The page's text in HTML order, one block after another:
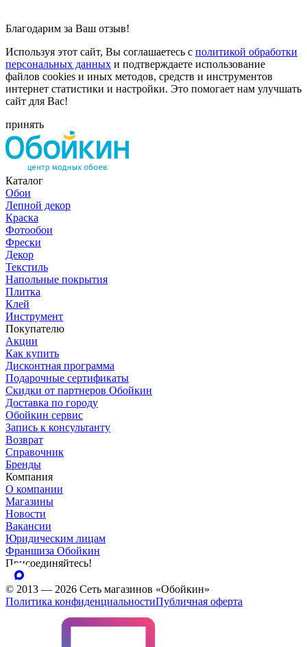
Благодарим за Ваш отзыв!
Используя этот сайт, Вы соглашаетесь с политикой обработки
персональных данных и подтверждаете использование
файлов cookies и иных методов, средств и инструментов
интернет статистики и настройки. Это помогает нам улучшать
сайт для Вас!
принять
Каталог
Обои
Лепной декор
Краска
Фотообои
Фрески
Декор
Текстиль
Напольные покрытия
Плитка
Клей
Инструмент
Покупателю
Акции
Как купить
Дисконтная программа
Подарочные сертификаты
Скидки от партнеров Обойкин
Доставка по городу
Обойкин сервис
Запись к консультанту
Возврат
Справочник
Бренды
Компания
О компании
Магазины
Новости
Вакансии
Юридическим лицам
Франшиза Обойкин
Присоединяйтесь!
© 2013 — 2026 Сеть магазинов «Обойкин»
Политика конфиденциальностиПубличная оферта